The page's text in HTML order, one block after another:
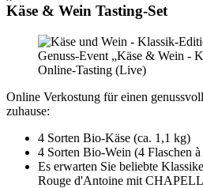
Käse & Wein Tasting-Set
Genuss-Event „Käse & Wein -
Online-Tasting (Live)
Online Verkostung für einen
zuhause:
4 Sorten Bio-Käse (ca. 1,1 kg)
4 Sorten Bio-Wein (4 Flaschen
Es erwarten Sie beliebte
Rouge d'Antoine mit